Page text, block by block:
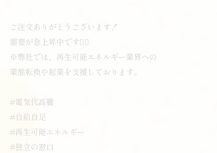
ご注文ありがとうございます！
需要が急上昇中です🙇‍♂️
※弊社では、再生可能エネルギー業界への
業態転換や起業を支援しております。
#電気代高騰
#自給自足
#再生可能エネルギー
#独立の窓口